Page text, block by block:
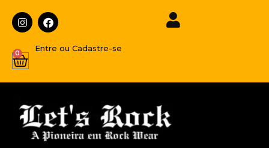
Entre ou Cadastre-se
0